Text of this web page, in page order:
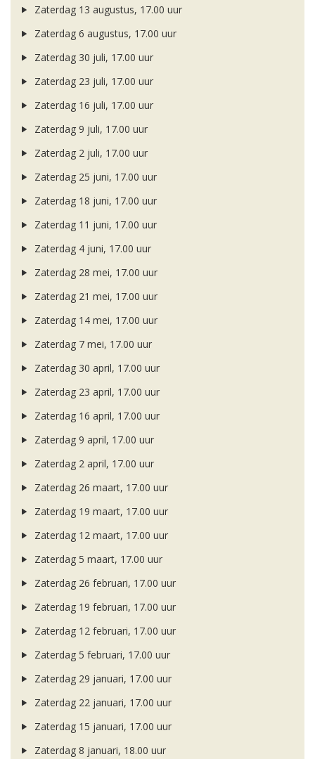
Zaterdag 13 augustus, 17.00 uur
Zaterdag 6 augustus, 17.00 uur
Zaterdag 30 juli, 17.00 uur
Zaterdag 23 juli, 17.00 uur
Zaterdag 16 juli, 17.00 uur
Zaterdag 9 juli, 17.00 uur
Zaterdag 2 juli, 17.00 uur
Zaterdag 25 juni, 17.00 uur
Zaterdag 18 juni, 17.00 uur
Zaterdag 11 juni, 17.00 uur
Zaterdag 4 juni, 17.00 uur
Zaterdag 28 mei, 17.00 uur
Zaterdag 21 mei, 17.00 uur
Zaterdag 14 mei, 17.00 uur
Zaterdag 7 mei, 17.00 uur
Zaterdag 30 april, 17.00 uur
Zaterdag 23 april, 17.00 uur
Zaterdag 16 april, 17.00 uur
Zaterdag 9 april, 17.00 uur
Zaterdag 2 april, 17.00 uur
Zaterdag 26 maart, 17.00 uur
Zaterdag 19 maart, 17.00 uur
Zaterdag 12 maart, 17.00 uur
Zaterdag 5 maart, 17.00 uur
Zaterdag 26 februari, 17.00 uur
Zaterdag 19 februari, 17.00 uur
Zaterdag 12 februari, 17.00 uur
Zaterdag 5 februari, 17.00 uur
Zaterdag 29 januari, 17.00 uur
Zaterdag 22 januari, 17.00 uur
Zaterdag 15 januari, 17.00 uur
Zaterdag 8 januari, 18.00 uur